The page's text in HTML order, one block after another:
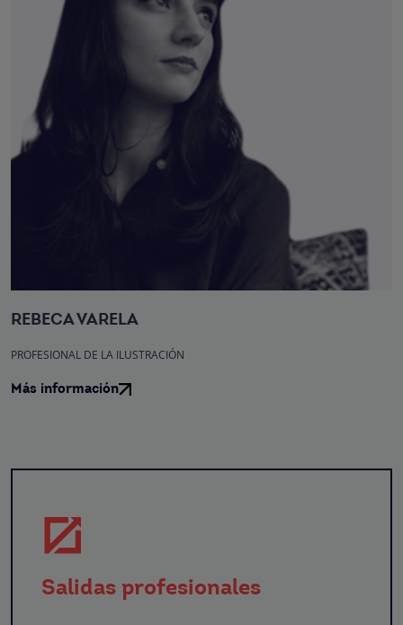
REBECA VARELA
PROFESIONAL DE LA ILUSTRACIÓN
Más información
Salidas profesionales